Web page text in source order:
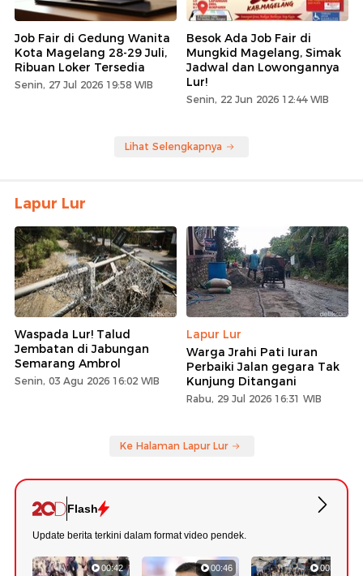
Job Fair di Gedung Wanita
Kota Magelang 28-29 Juli,
Ribuan Loker Tersedia
Senin, 27 Jul 2026 19:58 WIB
Besok Ada Job Fair di
Mungkid Magelang, Simak
Jadwal dan Lowongannya
Lur!
Senin, 22 Jun 2026 12:44 WIB
Lihat Selengkapnya
Lapur Lur
Waspada Lur! Talud
Jembatan di Jabungan
Semarang Ambrol
Senin, 03 Agu 2026 16:02 WIB
Lapur Lur
Warga Jrahi Pati Iuran
Perbaiki Jalan gegara Tak
Kunjung Ditangani
Rabu, 29 Jul 2026 16:31 WIB
Ke Halaman Lapur Lur
Flash
Update berita terkini dalam format video pendek.
00:42 00:46 00:56